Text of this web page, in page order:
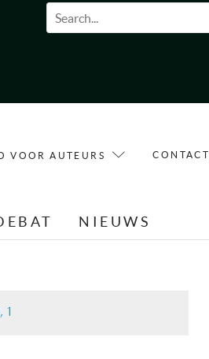
Zoekveld
VOOR AUTEURS CONTACT
NIEUWS
1